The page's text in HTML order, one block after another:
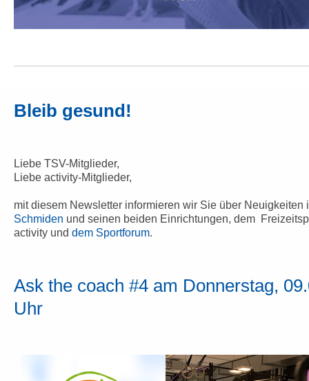
Bleib gesund!
Liebe TSV-Mitglieder,
Liebe activity-Mitglieder,
mit diesem Newsletter informieren wir Sie über Neuigkeiten
Schmiden und seinen beiden Einrichtungen, dem
activity und dem Sportforum.
Ask the coach #4 am Donnerstag,
Uhr